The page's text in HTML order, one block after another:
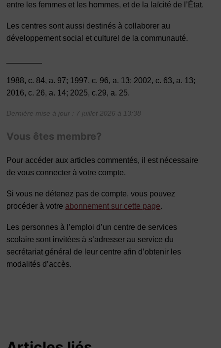
entre les femmes et les hommes, et de la laïcité de l’État.
Les centres sont aussi destinés à collaborer au
développement social et culturel de la communauté.
1988, c. 84, a. 97; 1997, c. 96, a. 13; 2002, c. 63, a. 13;
2016, c. 26, a. 14; 2025, c.29, a. 25.
Dernière mise à jour : 7 juillet 2026 à 13:38
Vous êtes membre?
Pour accéder aux articles commentés, il est nécessaire
de vous connecter à votre compte.
Si vous ne détenez pas de compte, vous pouvez
procéder à votre abonnement sur cette page.
Les personnes à l’emploi d’un centre de services
scolaire sont invitées à s’adresser au service du
secrétariat général de leur centre afin d’obtenir les
modalités d’accès.